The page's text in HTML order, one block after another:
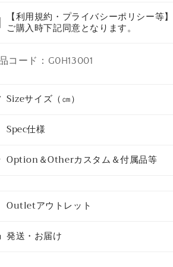
【利用規約・プライバシーポリシー等】
ご購入時下記同意となります。
コード：G0H13001
Sizeサイズ（㎝）
Spec仕様
Option＆Otherカスタム＆付属品等
Outletアウトレット
発送・お届け